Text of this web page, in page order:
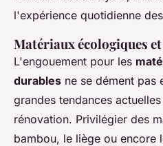
l'expérience quotidienne
Matériaux écologiques
L'engouement pour les
durables ne se dément pas
grandes tendances
rénovation. Privilégier des
bambou, le liège ou encore